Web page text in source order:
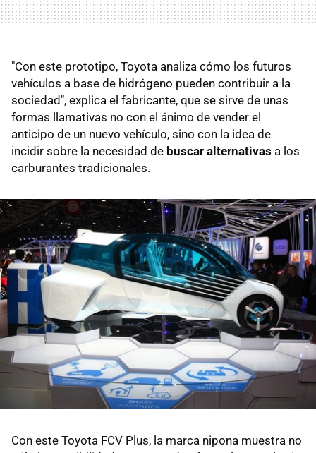
"Con este prototipo, Toyota analiza cómo los futuros
vehículos a base de hidrógeno pueden contribuir a la
sociedad", explica el fabricante, que se sirve de unas
formas llamativas no con el ánimo de vender el
anticipo de un nuevo vehículo, sino con la idea de
incidir sobre la necesidad de buscar alternativas a los
carburantes tradicionales.
Con este Toyota FCV Plus, la marca nipona muestra no